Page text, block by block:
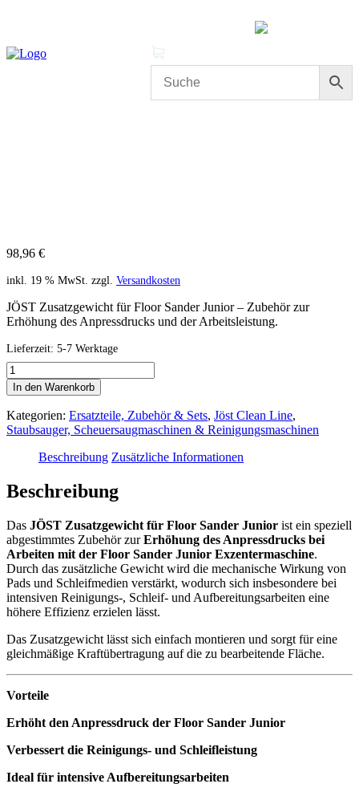
98,96 €
inkl. 19 % MwSt. zzgl. Versandkosten
JÖST Zusatzgewicht für Floor Sander Junior – Zubehör zur
Erhöhung des Anpressdrucks und der Arbeitsleistung.
Lieferzeit: 5-7 Werktage
JÖST
Zusatzgewicht
für
Floor
Sander
Junior
Anpressdruck
Menge
In den Warenkorb
Kategorien: Ersatzteile, Zubehör & Sets, Jöst Clean Line,
Staubsauger, Scheuersaugmaschinen & Reinigungsmaschinen
Beschreibung Zusätzliche Informationen
Beschreibung
Das JÖST Zusatzgewicht für Floor Sander Junior ist ein speziell
abgestimmtes Zubehör zurErhöhung des Anpressdrucks bei
Arbeiten mit der Floor Sander Junior Exzentermaschine.
Durch das zusätzliche Gewicht wird die mechanische Wirkung von
Pads und Schleifmedien verstärkt, wodurch sich insbesondere bei
intensiven Reinigungs-, Schleif- und Aufbereitungsarbeiten eine
höhere Effizienz erzielen lässt.
Das Zusatzgewicht lässt sich einfach montieren und sorgt für eine
gleichmäßige Kraftübertragung auf die zu bearbeitende Fläche.
Vorteile
Erhöht den Anpressdruck der Floor Sander Junior
Verbessert die Reinigungs- und Schleifleistung
Ideal für intensive Aufbereitungsarbeiten